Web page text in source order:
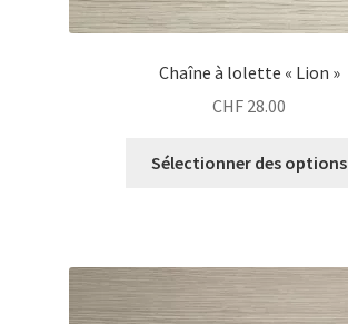
Chaîne à lolette « Lion »
CHF 28.00
Sélectionner des options